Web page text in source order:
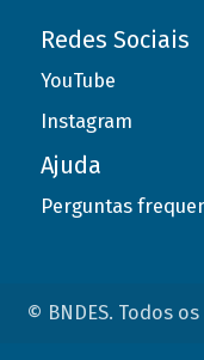
Redes Sociais
YouTube
Instagram
Ajuda
Perguntas
© BNDES. Todos